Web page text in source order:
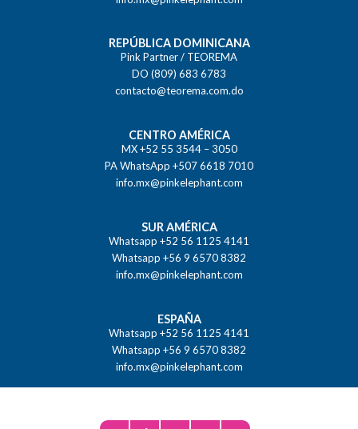
REPÚBLICA DOMINICANA
Pink Partner / TEOREMA
DO (809) 683 6783
contacto@teorema.com.do
CENTRO AMÉRICA
MX +52 55 3544 – 3050
PA WhatsApp +507 6618 7010
info.mx@pinkelephant.com
SUR AMÉRICA
Whatsapp +52 56 1125 4141
Whatsapp +56 9 6570 8382
info.mx@pinkelephant.com
ESPAÑA
Whatsapp +52 56 1125 4141
Whatsapp +56 9 6570 8382
info.mx@pinkelephant.com